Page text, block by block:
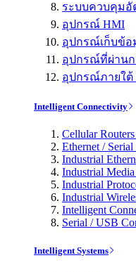
ระบบควบคุมอั
อุปกรณ์ HMI
อุปกรณ์เก็บข้อ
อุปกรณ์ที่ผ่านก
อุปกรณ์ภายใต้
Intelligent Connectivity
Cellular
Ethernet /
Industrial
Industrial
Industrial
Industrial
Intelligent
Serial / USB
Intelligent Systems